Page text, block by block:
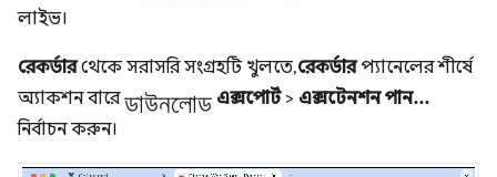
লাইভ।
রেকর্ডারথেকে সরাসরি সংগ্রহটি খুলতে,রেকর্ডারপ্যানেলের শীর্ষে
অ্যাকশন বারেডাউনলোড এক্সপোর্ট> এক্সটেনশন পান...
নির্বাচন করুন।